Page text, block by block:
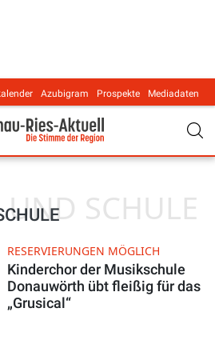
Azubigram Prospekte Mediadaten
SCHULE
RESERVIERUNGEN MÖGLICH
Kinderchor der Musikschule
Donauwörth übt fleißig für das
„Grusical“